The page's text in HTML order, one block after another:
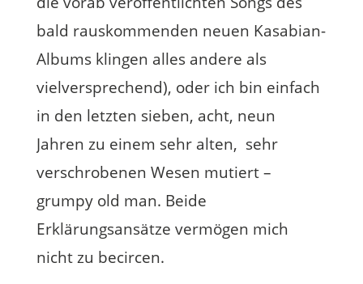
bald rauskommenden neuen Kasabian-
Albums klingen alles andere als
vielversprechend), oder ich bin einfach
in den letzten sieben, acht, neun
Jahren zu einem sehr alten, sehr
verschrobenen Wesen mutiert –
grumpy old man. Beide
Erklärungsansätze vermögen mich
nicht zu becircen.